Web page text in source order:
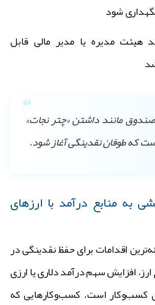
شود
مدیره یا مدیر مالی قابل
مانند داشتن «چتر نجات»
که طوفان نقدینگی آغاز شود.
به منابع درآمد با ارزهای
اقدامات برای حفظ نقدینگی در
افزایش سهم درآمد دلاری یا ارزی
است. کسب‌وکارهایی که